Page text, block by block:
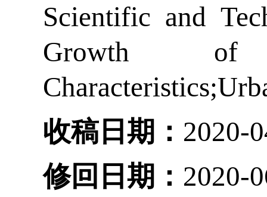
Scientific and
Growth
收稿日期： 2020-
修回日期： 2020-